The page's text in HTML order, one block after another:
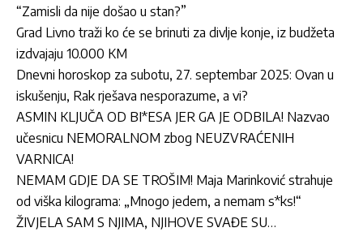
“Zamisli da nije došao u stan?”
Grad Livno traži ko će se brinuti za divlje konje, iz budžeta
izdvajaju 10.000 KM
Dnevni horoskop za subotu, 27. septembar 2025: Ovan u
iskušenju, Rak rješava nesporazume, a vi?
ASMIN KLJUČA OD BI*ESA JER GA JE ODBILA! Nazvao
učesnicu NEMORALNOM zbog NEUZVRAĆENIH
VARNICA!
NEMAM GDJE DA SE TROŠIM! Maja Marinković strahuje
od viška kilograma: „Mnogo jedem, a nemam s*ks!“
ŽIVJELA SAM S NJIMA, NJIHOVE SVAĐE SU…